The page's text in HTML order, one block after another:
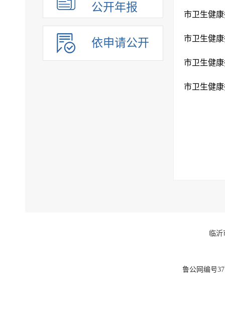
公开年报
依申请公开
市卫生健
市卫生健
市卫生健
市卫生健
临
鲁公网编号